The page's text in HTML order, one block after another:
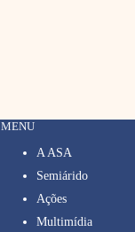
MENU
A ASA
Semiárido
Ações
Multimídia